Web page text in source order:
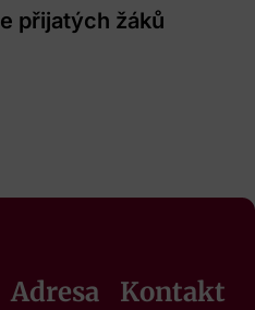
přijatých žáků
Adresa Kontakt